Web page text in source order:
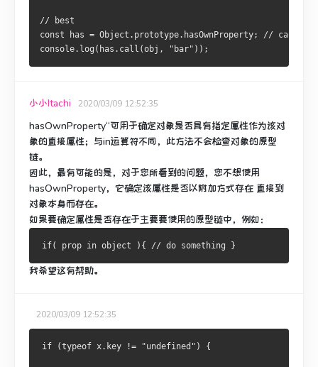
// best
const has = Object.prototype.hasOwnProperty; // cache
console.log(has.call(obj, "bar"));
小小Itachi 2020/03/09 12:52:35
hasOwnProperty“可用于确定对象是否具有指定属性作为该对
象的直接属性； 与in运算符不同，此方法不会检查对象的原型
链。
因此，最有可能的是，对于您所看到的问题，您不想使用
hasOwnProperty，它确定该属性是否以附加方式存在 直接到
对象本身而存在。
如果要确定属性是否存在于主要要使用的原型链中，例如：
我希望这有帮助。
2020/03/09 12:52:35
if (typeof x.key != "undefined") {